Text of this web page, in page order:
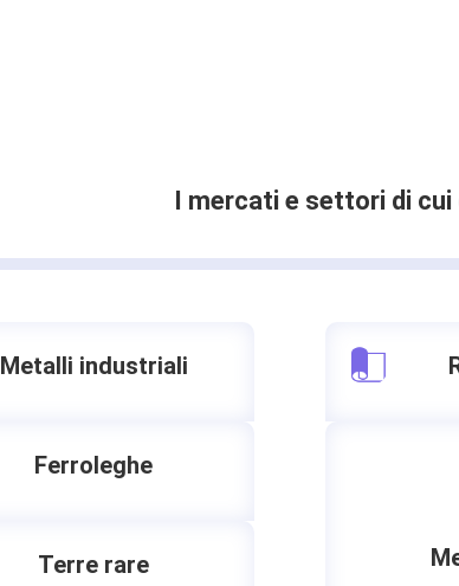
I mercati e settori di
Metalli industriali
Ferroleghe
Terre rare